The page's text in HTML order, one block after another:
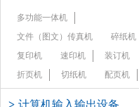
多功能一体机
文件（图文）传真机
碎纸机
复印机
速印机
装订机
折页机
切纸机 配页机
> 计算机输入输出设备